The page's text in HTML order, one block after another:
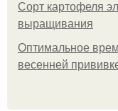
Сорт картофеля
выращивания
Оптимальное
весенней